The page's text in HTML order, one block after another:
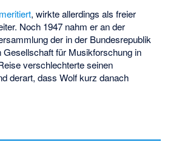
, wirkte allerdings als freier
Noch 1947 nahm er an der
der in der Bundesrepublik
Gesellschaft für Musikforschung in
verschlechterte seinen
derart, dass Wolf kurz danach